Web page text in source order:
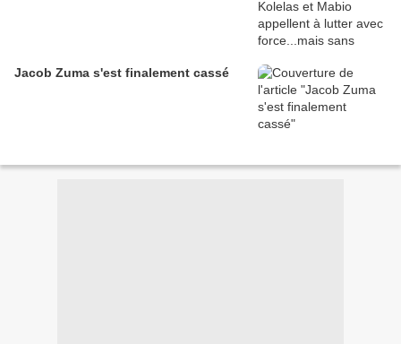
Jacob Zuma s'est finalement cassé